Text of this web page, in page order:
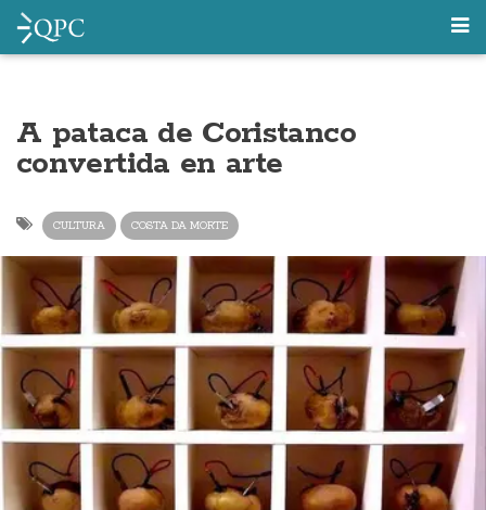
A pataca de Coristanco
convertida en arte
CULTURA COSTA DA MORTE